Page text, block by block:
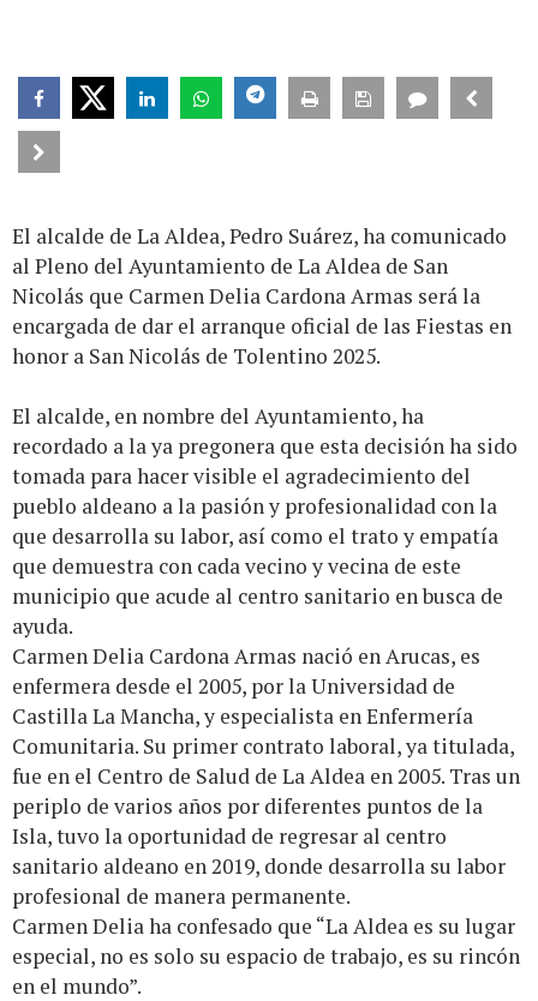
El alcalde de La Aldea, Pedro Suárez, ha comunicado
al Pleno del Ayuntamiento de La Aldea de San
Nicolás que Carmen Delia Cardona Armas será la
encargada de dar el arranque oficial de las Fiestas en
honor a San Nicolás de Tolentino 2025.
El alcalde, en nombre del Ayuntamiento, ha
recordado a la ya pregonera que esta decisión ha sido
tomada para hacer visible el agradecimiento del
pueblo aldeano a la pasión y profesionalidad con la
que desarrolla su labor, así como el trato y empatía
que demuestra con cada vecino y vecina de este
municipio que acude al centro sanitario en busca de
ayuda.
Carmen Delia Cardona Armas nació en Arucas, es
enfermera desde el 2005, por la Universidad de
Castilla La Mancha, y especialista en Enfermería
Comunitaria. Su primer contrato laboral, ya titulada,
fue en el Centro de Salud de La Aldea en 2005. Tras un
periplo de varios años por diferentes puntos de la
Isla, tuvo la oportunidad de regresar al centro
sanitario aldeano en 2019, donde desarrolla su labor
profesional de manera permanente.
Carmen Delia ha confesado que “La Aldea es su lugar
especial, no es solo su espacio de trabajo, es su rincón
en el mundo”.